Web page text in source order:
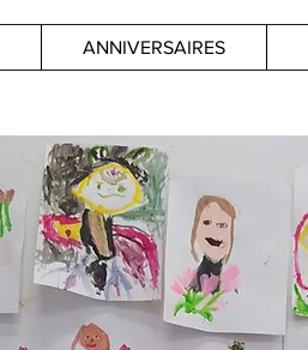
ANNIVERSAIRES